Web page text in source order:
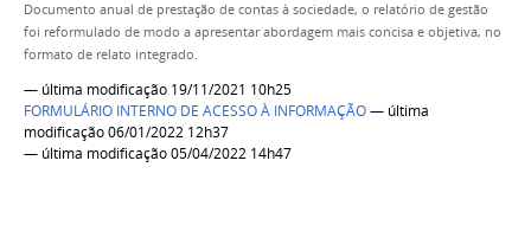
Documento anual de prestação de contas à sociedade, o relatório de gestão
foi reformulado de modo a apresentar abordagem mais concisa e objetiva, no
formato de relato integrado.
— última modificação 19/11/2021 10h25
FORMULÁRIO INTERNO DE ACESSO À INFORMAÇÃO— última
modificação 06/01/2022 12h37
— última modificação 05/04/2022 14h47